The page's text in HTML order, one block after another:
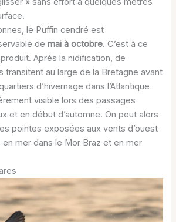
le Puffin cendré est
demai à octobre. C’est à ce
Après la nidification, de
transitent au large de la Bretagne avant
d’hivernage dans l’Atlantique
visible lors des passages
et en début d’automne. On peut alors
pointes exposées aux vents d’ouest
mer dans le Mor Braz et en mer